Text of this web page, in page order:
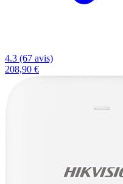
4.3 (67 avis)
208,90 €